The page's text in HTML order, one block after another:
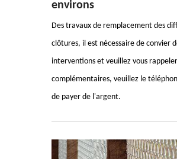
environs
Des travaux de remplacement des
clôtures, il est nécessaire de convier
interventions et veuillez vous
complémentaires, veuillez le
de payer de l'argent.